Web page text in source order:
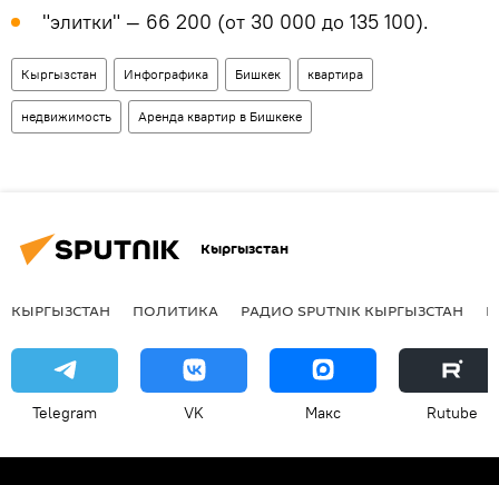
"элитки" — 66 200 (от 30 000 до 135 100).
Кыргызстан Инфографика Бишкек квартира
недвижимость Аренда квартир в Бишкеке
Кыргызстан
КЫРГЫЗСТАН ПОЛИТИКА РАДИО SPUTNIK КЫРГЫЗСТАН
Telegram VK Макс Rutube